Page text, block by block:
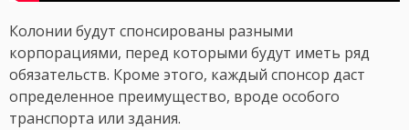
Колонии будут спонсированы разными
корпорациями, перед которыми будут иметь ряд
обязательств. Кроме этого, каждый спонсор даст
определенное преимущество, вроде особого
транспорта или здания.